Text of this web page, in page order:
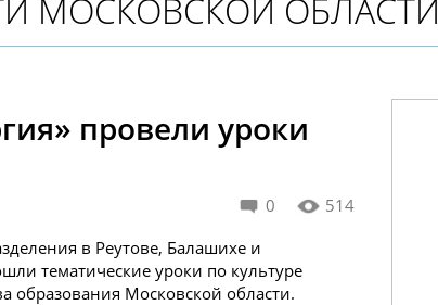
МОСКОВСКОЙ ОБЛАСТИ
провели уроки
0 514
в Реутове, Балашихе и
тематические уроки по культуре
образования Московской области.